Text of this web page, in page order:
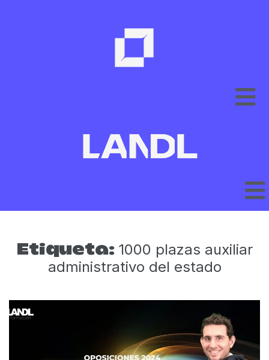
Etiqueta: 1000 plazas auxiliar
administrativo del estado